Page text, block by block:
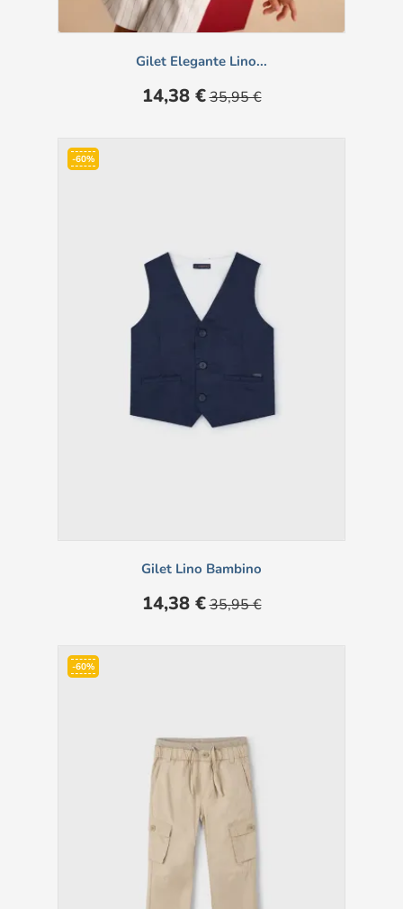
Gilet Elegante Lino...
Prezzo
14,38 € Prezzo
base
35,95 €
-60%
Gilet Lino Bambino
Prezzo
14,38 € Prezzo
base
35,95 €
-60%